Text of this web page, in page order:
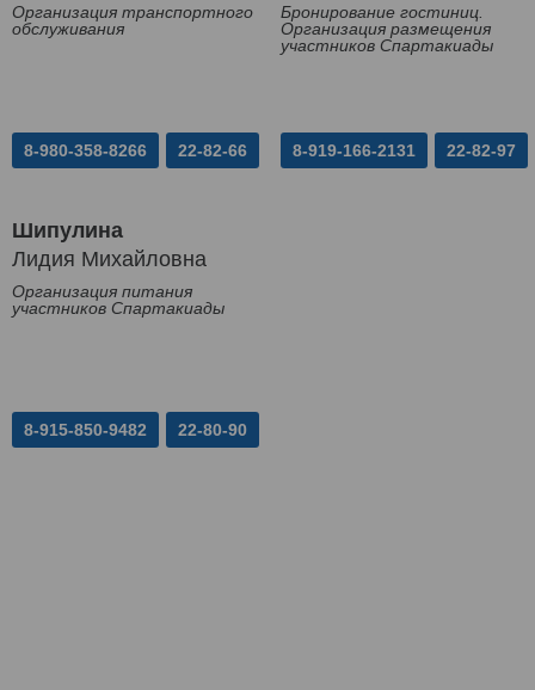
Организация транспортного
обслуживания
8-980-358-8266 22-82-66
Бронирование гостиниц.
Организация размещения
участников Спартакиады
8-919-166-2131 22-82-97
Шипулина
Лидия Михайловна
Организация питания
участников Спартакиады
8-915-850-9482 22-80-90